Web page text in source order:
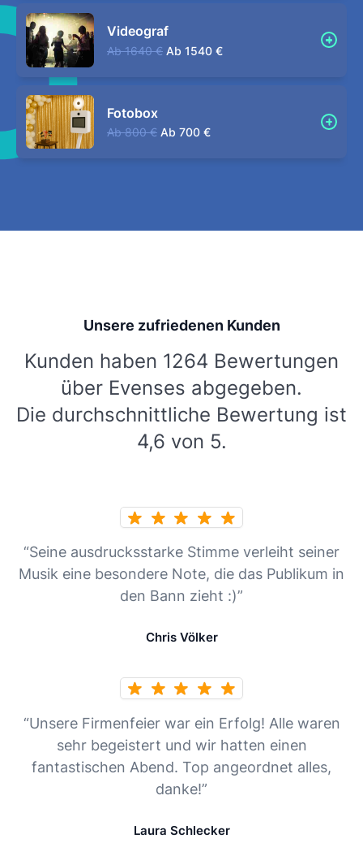
Videograf
Ab 1640 € Ab 1540 €
Fotobox
Ab 800 € Ab 700 €
Unsere zufriedenen Kunden
Kunden haben 1264 Bewertungen
über Evenses abgegeben.
Die durchschnittliche Bewertung ist
4,6 von 5.
“Seine ausdrucksstarke Stimme verleiht seiner
Musik eine besondere Note, die das Publikum in
den Bann zieht :)”
Chris Völker
“Unsere Firmenfeier war ein Erfolg! Alle waren
sehr begeistert und wir hatten einen
fantastischen Abend. Top angeordnet alles,
danke!”
Laura Schlecker